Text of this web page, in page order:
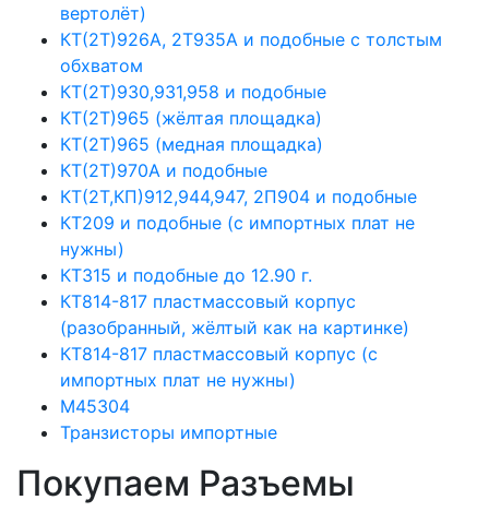
вертолёт)
КТ(2Т)926А, 2Т935А и подобные с толстым
обхватом
КТ(2Т)930,931,958 и подобные
КТ(2Т)965 (жёлтая площадка)
КТ(2Т)965 (медная площадка)
КТ(2Т)970А и подобные
КТ(2Т,КП)912,944,947, 2П904 и подобные
КТ209 и подобные (с импортных плат не
нужны)
КТ315 и подобные до 12.90 г.
КТ814-817 пластмассовый корпус
(разобранный, жёлтый как на картинке)
КТ814-817 пластмассовый корпус (с
импортных плат не нужны)
М45304
Транзисторы импортные
Покупаем Разъемы